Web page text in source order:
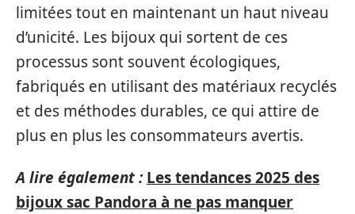
limitées tout en maintenant un haut niveau
d’unicité. Les bijoux qui sortent de ces
processus sont souvent écologiques,
fabriqués en utilisant des matériaux recyclés
et des méthodes durables, ce qui attire de
plus en plus les consommateurs avertis.
A lire également : Les tendances 2025 des
bijoux sac Pandora à ne pas manquer